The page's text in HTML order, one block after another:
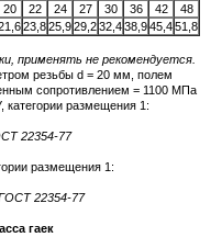
20 22 24 27 30 36 42
48
23,825,929,232,438,945,451,8
применять не рекомендуется.
резьбы d = 20 мм, полем
сопротивлением = 1100 МПа
категории размещения 1:
22354-77
размещения 1:
22354-77
гаек